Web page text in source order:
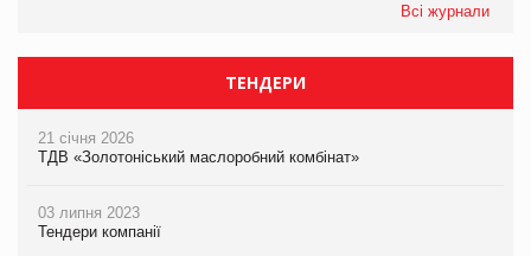
Всі журнали
ТЕНДЕРИ
21 січня 2026
ТДВ «Золотоніський маслоробний комбінат»
03 липня 2023
Тендери компанії